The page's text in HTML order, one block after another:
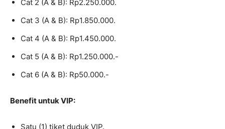
Cat 2 (A & B): Rp2.250.000.
Cat 3 (A & B): Rp1.850.000.
Cat 4 (A & B): Rp1.450.000.
Cat 5 (A & B): Rp1.250.000.-
Cat 6 (A & B): Rp50.000.-
Benefit untuk VIP:
Satu (1) tiket duduk VIP.